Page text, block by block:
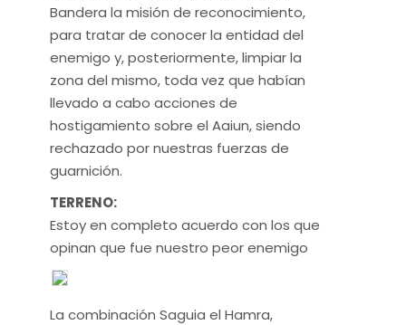
Bandera la misión de reconocimiento,
para tratar de conocer la entidad del
enemigo y, posteriormente, limpiar la
zona del mismo, toda vez que habían
llevado a cabo acciones de
hostigamiento sobre el Aaiun, siendo
rechazado por nuestras fuerzas de
guarnición.
TERRENO:
Estoy en completo acuerdo con los que
opinan que fue nuestro peor enemigo
La combinación Saguia el Hamra,